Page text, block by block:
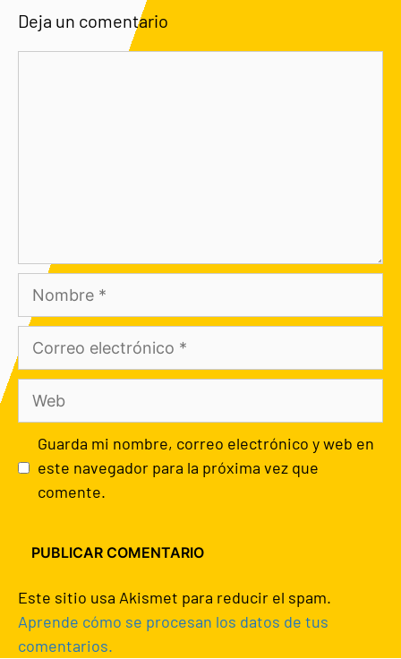
Deja un comentario
Guarda mi nombre, correo electrónico y web en
este navegador para la próxima vez que
comente.
Este sitio usa Akismet para reducir el spam.
Aprende cómo se procesan los datos de tus
comentarios.